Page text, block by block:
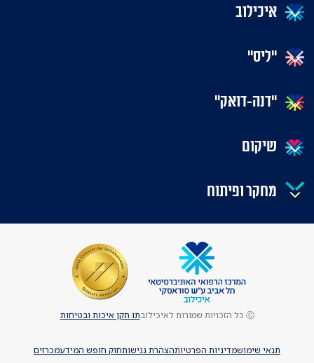
איכילוב
"ליס"
"דנה-דואק"
שיקום
מחקר ופיתוח
תנאי שימושמדיניות הפרטיותהצהרת נגישותחוק חופש המידעמכרזים
Ⓒ כל הזכויות שמורות לאיכילוב תו תקן איכות ובטיחות